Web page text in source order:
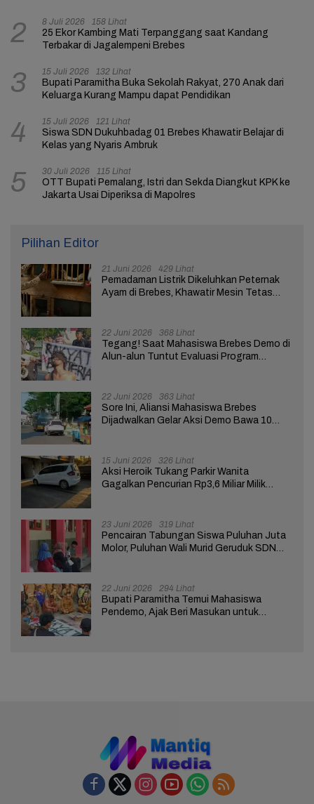
2 8 Juli 2026 158 Lihat
25 Ekor Kambing Mati Terpanggang saat Kandang
Terbakar di Jagalempeni Brebes
3 15 Juli 2026 132 Lihat
Bupati Paramitha Buka Sekolah Rakyat, 270 Anak dari
Keluarga Kurang Mampu dapat Pendidikan
4 15 Juli 2026 121 Lihat
Siswa SDN Dukuhbadag 01 Brebes Khawatir Belajar di
Kelas yang Nyaris Ambruk
5 30 Juli 2026 115 Lihat
OTT Bupati Pemalang, Istri dan Sekda Diangkut KPK ke
Jakarta Usai Diperiksa di Mapolres
Pilihan Editor
21 Juni 2026 429 Lihat
Pemadaman Listrik Dikeluhkan Peternak
Ayam di Brebes, Khawatir Mesin Tetas
22 Juni 2026 368 Lihat
Tegang! Saat Mahasiswa Brebes Demo di
Alun-alun Tuntut Evaluasi Program
22 Juni 2026 363 Lihat
Sore Ini, Aliansi Mahasiswa Brebes
Dijadwalkan Gelar Aksi Demo Bawa 10
15 Juni 2026 326 Lihat
Aksi Heroik Tukang Parkir Wanita
Gagalkan Pencurian Rp3,6 Miliar Milik
23 Juni 2026 319 Lihat
Pencairan Tabungan Siswa Puluhan Juta
Molor, Puluhan Wali Murid Geruduk SDN
22 Juni 2026 294 Lihat
Bupati Paramitha Temui Mahasiswa
Pendemo, Ajak Beri Masukan untuk